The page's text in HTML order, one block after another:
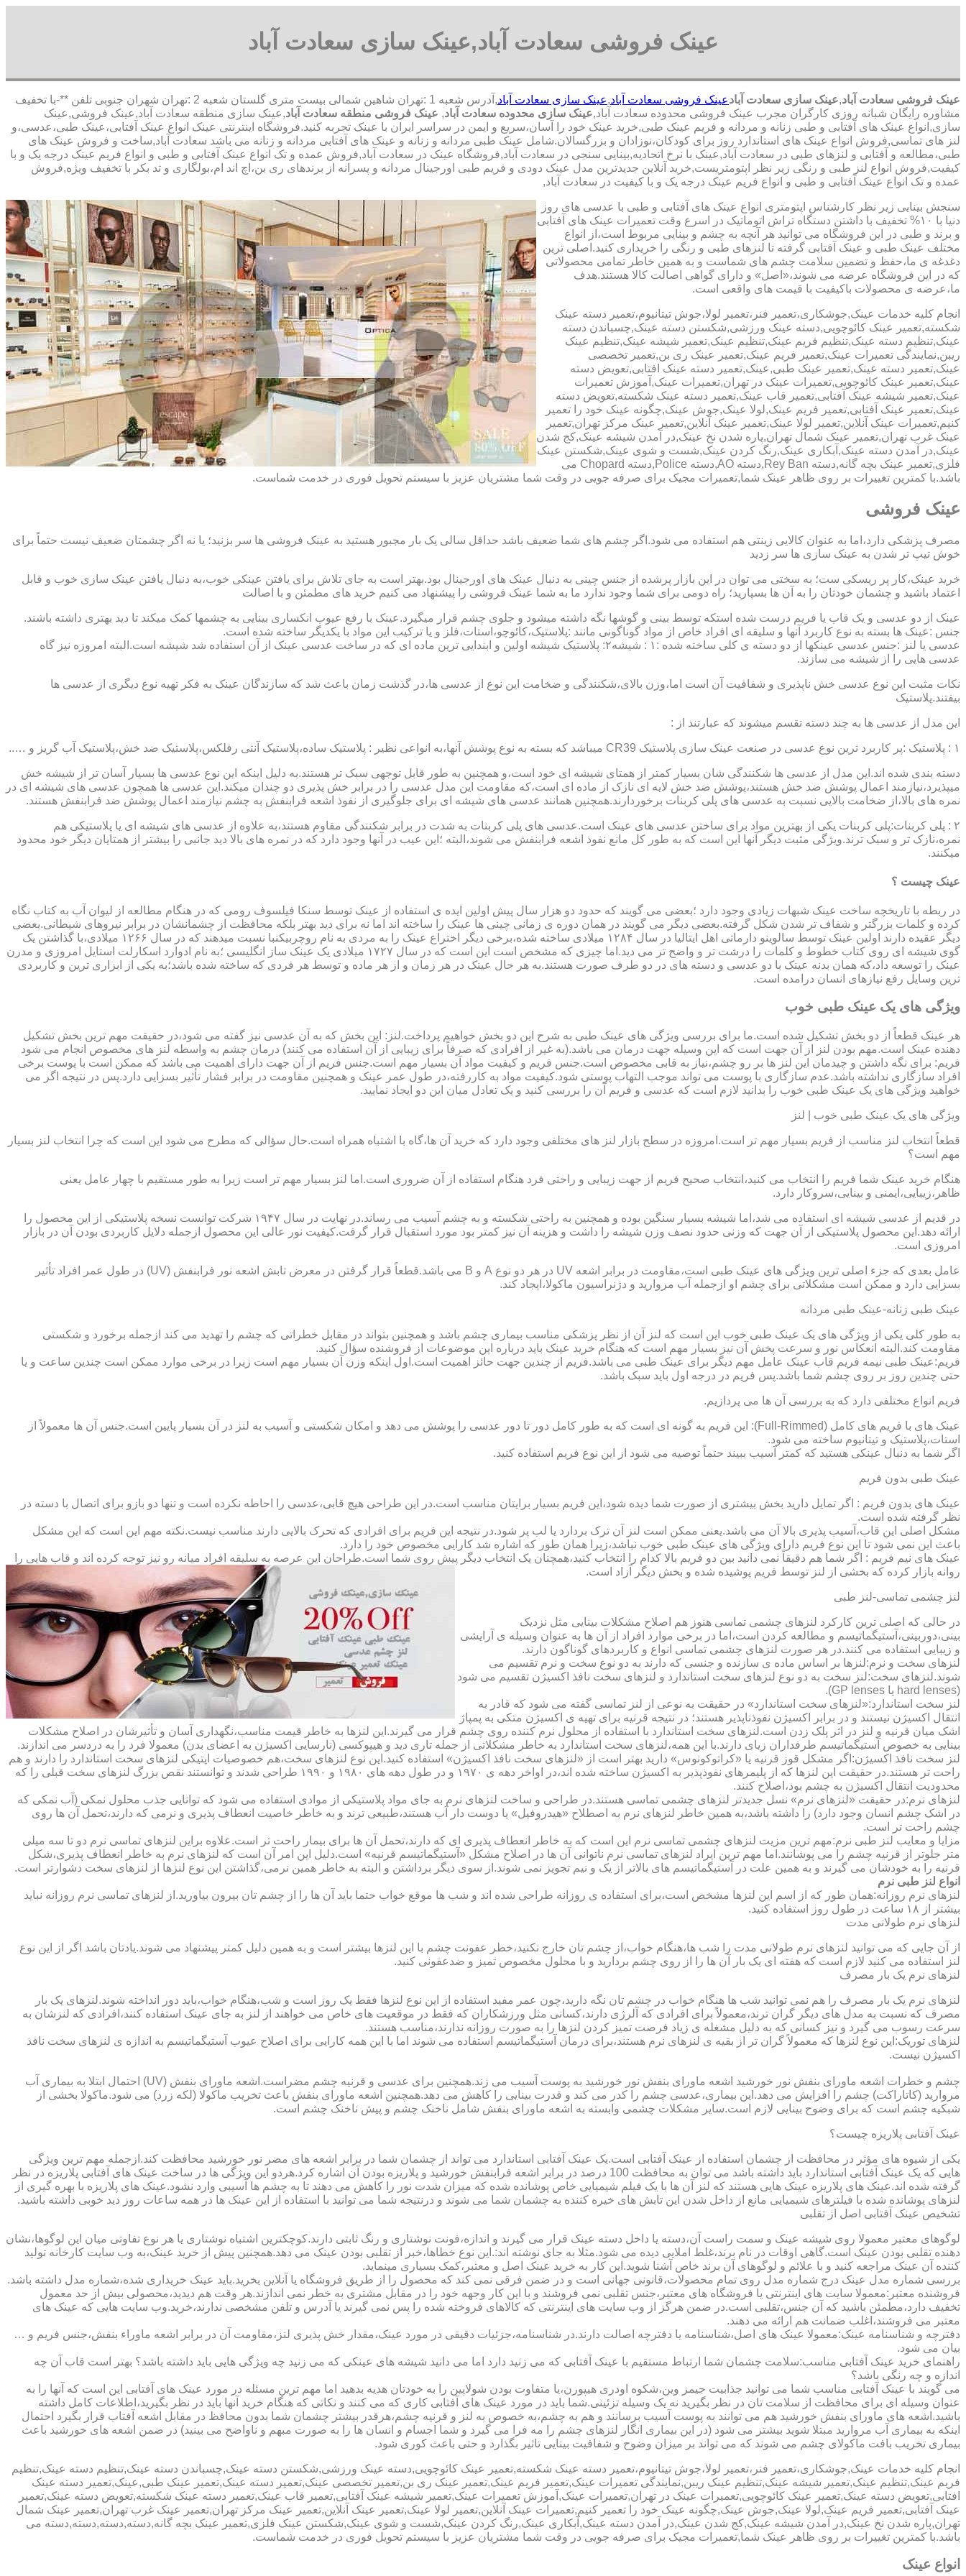
عینک فروشی سعادت آباد,عینک سازی سعادت آباد
عینک فروشی سعادت آباد,عینک سازی سعادت آبادعینک فروشی سعادت آباد,عینک سازی سعادت آباد
,آدرس شعبه 1 :تهران شاهین شمالی بیست متری گلستان شعبه 2 :تهران شهران جنوبی تلفن **-با تخفیف
مشاوره رایگان شبانه روزی کارگران مجرب عینک فروشی محدوده سعادت آباد,عینک سازی محدوده سعادت آباد, عینک فروشی منطقه سعادت آباد,عینک سازی منطقه سعادت آباد,عینک فروشی,عینک
سازی,انواع عینک های آفتابی و طبی زنانه و مردانه و فریم عینک طبی,خرید عینک خود را آسان،سریع و ایمن در سراسر ایران با عینک تجربه کنید.فروشگاه اینترنتی عینک انواع عینک آفتابی،عینک طبی،عدسی،و
لنز های تماسی,فروش انواع عینک های استاندارد روز برای کودکان،نوزادان و بزرگسالان.شامل عینک طبی مردانه و زنانه و عینک های آفتابی مردانه و زنانه می باشد سعادت آباد,ساخت و فروش عینک های
طبی،مطالعه و آفتابی و لنزهای طبی در سعادت آباد,عینک با نرخ اتحادیه,بینایی سنجی در سعادت آباد,فروشگاه عینک در سعادت آباد,فروش عمده و تک انواع عینک آفتابی و طبی و انواع فریم عینک درجه یک و با
کیفیت,فروش انواع لنز طبی و رنگی زیر نظر اپتومتریست,خرید آنلاین جدیدترین مدل عینک دودی و فریم طبی اورجینال مردانه و پسرانه از برندهای ری بن،اچ اند ام،بولگاری و تد بکر با تخفیف ویژه,فروش
عمده و تک انواع عینک آفتابی و طبی و انواع فریم عینک درجه یک و با کیفیت در سعادت آباد,
سنجش بینایی زیر نظر کارشناس اپتومتری انواع عینک های آفتابی و طبی با عدسی های روز
دنیا با ۱۰% تخفیف با داشتن دستگاه تراش اتوماتیک در اسرع وقت تعمیرات عینک های آفتابی
و برند و طبی در این فروشگاه می توانید هر آنچه به چشم و بینایی مربوط است،از انواع
مختلف عینک طبی و عینک آفتابی گرفته تا لنزهای طبی و رنگی را خریداری کنید.اصلی ترین
دغدغه ی ما،حفظ و تضمین سلامت چشم های شماست و به همین خاطر تمامی محصولاتی
که در این فروشگاه عرضه می شوند،«اصل» و دارای گواهی اصالت کالا هستند.هدف
ما،عرضه ی محصولات باکیفیت با قیمت های واقعی است.
انجام کلیه خدمات عینک,جوشکاری،تعمیر فنر،تعمیر لولا،جوش تیتانیوم،تعمیر دسته عینک
شکسته,تعمیر عینک کائوچویی,دسته عینک ورزشی,شکستن دسته عینک,چسباندن دسته
عینک,تنظیم دسته عینک,تنظیم فریم عینک,تنظیم عینک,تعمیر شیشه عینک,تنظیم عینک
ریبن,نمایندگی تعمیرات عینک,تعمیر فریم عینک,تعمیر عینک ری بن,تعمیر تخصصی
عینک,تعمیر دسته عینک,تعمیر عینک طبی,عینک,تعمیر دسته عینک افتابی,تعویض دسته
عینک,تعمیر عینک کائوچویی,تعمیرات عینک در تهران,تعمیرات عینک,آموزش تعمیرات
عینک,تعمیر شیشه عینک آفتابی,تعمیر قاب عینک,تعمیر دسته عینک شکسته,تعویض دسته
عینک,تعمیر عینک آفتابی,تعمیر فریم عینک,لولا عینک,جوش عینک,چگونه عینک خود را تعمیر
کنیم,تعمیرات عینک آنلاین,تعمیر لولا عینک,تعمیر عینک آنلاین,تعمیر عینک مرکز تهران,تعمیر
عینک غرب تهران,تعمیر عینک شمال تهران,پاره شدن نخ عینک,در آمدن شیشه عینک,کج شدن
عینک,در آمدن دسته عینک,آبکاری عینک,رنگ کردن عینک,شست و شوی عینک,شکستن عینک
فلزی,تعمیر عینک بچه گانه,دسته Rey Ban,دسته AO,دسته Police,دسته Chopard می
باشد.با کمترین تغییرات بر روی ظاهر عینک شما,تعمیرات مجیک برای صرفه جویی در وقت شما مشتریان عزیز با سیستم تحویل فوری در خدمت شماست.
عینک فروشی
مصرف پزشکی دارد،اما به عنوان کالایی زینتی هم استفاده می شود.اگر چشم های شما ضعیف باشد حداقل سالی یک بار مجبور هستید به عینک فروشی ها سر بزنید؛ یا نه اگر چشمتان ضعیف نیست حتماً برای
خوش تیپ تر شدن به عینک سازی ها سر زدید
خرید عینک،کار پر ریسکی ست؛ به سختی می توان در این بازار پرشده از جنس چینی به دنبال عینک های اورجینال بود.بهتر است به جای تلاش برای یافتن عینکی خوب،به دنبال یافتن عینک سازی خوب و قابل
اعتماد باشید و چشمان خودتان را به آن ها بسپارید؛ راه دومی برای شما وجود ندارد ما به شما عینک فروشی را پیشنهاد می کنیم خرید های مطمئن و با اصالت
عینک از دو عدسی و یک قاب یا فریم درست شده استکه توسط بینی و گوشها نگه داشته میشود و جلوی چشم قرار میگیرد.عینک با رفع عیوب انکساری بینایی به چشمها کمک میکند تا دید بهتری داشته باشند.
جنس :عینک ها بسته به نوع کاربرد آنها و سلیقه ای افراد خاص از مواد گوناگونی مانند :پلاستیک،کائوچو،استات،فلز و یا ترکیب این مواد با یکدیگر ساخته شده است.
عدسی یا لنز :جنس عدسی عینکها از دو دسته ی کلی ساخته شده :۱ : شیشه۲: پلاستیک شیشه اولین و ابندایی ترین ماده ای که در ساخت عدسی عینک از آن استفاده شد شیشه است.البته امروزه نیز گاه
عدسی هایی را از شیشه می سازند.
نکات مثبت این نوع عدسی خش ناپذیری و شفافیت آن است اما،وزن بالای،شکنندگی و ضخامت این نوع از عدسی ها،در گذشت زمان باعث شد که سازندگان عینک به فکر تهیه نوع دیگری از عدسی ها
بیفتند.پلاستیک
این مدل از عدسی ها به چند دسته تقسم میشوند که عبارتند از :
۱ : پلاستیک :پر کاربرد ترین نوع عدسی در صنعت عینک سازی پلاستیک CR39 میباشد که بسته به نوع پوشش آنها،به انواعی نظیر : پلاستیک ساده،پلاستیک آنتی رفلکس،پلاستیک ضد خش،پلاستیک آب گریز و …..
دسته بندی شده اند.این مدل از عدسی ها شکنندگی شان بسیار کمتر از همتای شیشه ای خود است،و همچنین به طور قابل توجهی سبک تر هستند.به دلیل اینکه این نوع عدسی ها بسیار آسان تر از شیشه خش
میپذیرد،نیازمند اعمال پوشش ضد خش هستند،پوشش ضد خش لایه ای نازک از ماده ای است،که مقاومت این مدل عدسی را در برابر خش پذیری دو چندان میکند.این عدسی ها همچون عدسی های شیشه ای در
نمره های بالا،از ضخامت بالایی نسبت به عدسی های پلی کربنات برخوردارند.همچنین همانند عدسی های شیشه ای برای جلوگیری از نفوذ اشعه فرابنفش به چشم نیازمند اعمال پوشش ضد فرابنفش هستند.
۲ : پلی کربنات:پلی کربنات یکی از بهترین مواد برای ساختن عدسی های عینک است.عدسی های پلی کربنات به شدت در برابر شکنندگی مقاوم هستند،به علاوه از عدسی های شیشه ای یا پلاستیکی هم
نمره،نازک تر و سبک ترند.ویژگی مثبت دیگر آنها این است که به طور کل مانع نفوذ اشعه فرابنفش می شوند،البته ؛این عیب در آنها وجود دارد که در نمره های بالا دید جانبی را بیشتر از همتایان دیگر خود محدود
میکنند.
عینک چیست ؟
در ربطه با تاریخچه ساخت عینک شبهات زیادی وجود دارد ؛بعضی می گویند که حدود دو هزار سال پیش اولین ایده ی استفاده از عینک توسط سنکا فیلسوف رومی که در هنگام مطالعه از لیوان آب به کتاب نگاه
کرده و کلمات بزرگتر و شفاف تر شدن شکل گرفته.بعضی دیگر می گویند در همان دوره ی زمانی چینی ها عینک را ساخته اند اما نه برای دید بهتر بلکه محافظت از چشمانشان در برابر نیروهای شیطانی.بعضی
دیگر عقیده دارند اولین عینک توسط سالوینو دارماتی اهل ایتالیا در سال ۱۲۸۴ میلادی ساخته شده،برخی دیگر اختراع عینک را به مردی به نام روچربیکنبا نسبت میدهند که در سال ۱۲۶۶ میلادی،با گذاشتن یک
گوی شیشه ای روی کتاب خطوط و کلمات را درشت تر و واضح تر می دید.اما چیزی که مشخص است این است که در سال ۱۷۲۷ میلادی یک عینک ساز انگلیسی ؛به نام ادوارد اسکارلت استایل امروزی و مدرن
عینک را توسعه داد،که همان بدنه عینک با دو عدسی و دسته های در دو طرف صورت هستند.به هر حال عینک در هر زمان و از هر ماده و توسط هر فردی که ساخته شده باشد؛به یکی از ابزاری ترین و کاربردی
ترین وسایل رفع نیازهای انسان درامده است.
ویژگی های یک عینک طبی خوب
هر عینک قطعاً از دو بخش تشکیل شده است.ما برای بررسی ویژگی های عینک طبی به شرح این دو بخش خواهیم پرداخت.لنز: این بخش که به آن عدسی نیز گفته می شود،در حقیقت مهم ترین بخش تشکیل
دهنده عینک است.مهم بودن لنز از آن جهت است که این وسیله جهت درمان می باشد.(به غیر از افرادی که صرفاً برای زیبایی از آن استفاده می کنند) درمان چشم به واسطه لنز های مخصوص انجام می شود
فریم: برای نگه داشتن و چیدمان این لنز ها بر رو چشم،نیاز به قابی مخصوص است.جنس فریم و کیفیت مواد آن بسیار مهم است.جنس فریم از آن جهت دارای اهمیت می باشد که ممکن است با پوست برخی
افراد سازگاری نداشته باشد.عدم سازگاری با پوست می تواند موجب التهاب پوستی شود.کیفیت مواد به کاررفته،در طول عمر عینک و همچنین مقاومت در برابر فشار تأثیر بسزایی دارد.پس در نتیجه اگر می
خواهید ویژگی های یک عینک طبی خوب را بدانید لازم است که عدسی و فریم آن را بررسی کنید و یک تعادل میان این دو ایجاد نمایید.
ویژگی های یک عینک طبی خوب | لنز
قطعاً انتخاب لنز مناسب از فریم بسیار مهم تر است.امروزه در سطح بازار لنز های مختلفی وجود دارد که خرید آن ها،گاه با اشتباه همراه است.حال سؤالی که مطرح می شود این است که چرا انتخاب لنز بسیار
مهم است؟
هنگام خرید عینک شما فریم را انتخاب می کنید،انتخاب صحیح فریم از جهت زیبایی و راحتی فرد هنگام استفاده از آن ضروری است.اما لنز بسیار مهم تر است زیرا به طور مستقیم با چهار عامل یعنی
ظاهر،زیبایی،ایمنی و بینایی،سروکار دارد.
در قدیم از عدسی شیشه ای استفاده می شد،اما شیشه بسیار سنگین بوده و همچنین به راحتی شکسته و به چشم آسیب می رساند.در نهایت در سال ۱۹۴۷ شرکت توانست نسخه پلاستیکی از این محصول را
ارائه دهد.این محصول پلاستیکی از آن جهت که وزنی حدود نصف وزن شیشه را داشت و هزینه آن نیز کمتر بود مورد استقبال قرار گرفت.کیفیت نور عالی این محصول ازجمله دلایل کاربردی بودن آن در بازار
امروزی است.
عامل بعدی که جزء اصلی ترین ویژگی های عینک طبی است،مقاومت در برابر اشعه UV در هر دو نوع A و B می باشد.قطعاً قرار گرفتن در معرض تابش اشعه نور فرابنفش (UV) در طول عمر افراد تأثیر
بسزایی دارد و ممکن است مشکلاتی برای چشم او ازجمله آب مروارید و دژنراسیون ماکولا،ایجاد کند.
عینک طبی زنانه-عینک طبی مردانه
به طور کلی یکی از ویژگی های یک عینک طبی خوب این است که لنز آن از نظر پزشکی مناسب بیماری چشم باشد و همچنین بتواند در مقابل خطراتی که چشم را تهدید می کند ازجمله برخورد و شکستی
مقاومت کند.البته انعکاس نور و سرعت پخش آن نیز بسیار مهم است که هنگام خرید عینک باید درباره این موضوعات از فروشنده سؤال کنید.
فریم:عینک طبی نیمه فریم قاب عینک عامل مهم دیگر برای عینک طبی می باشد.فریم از چندین جهت حائز اهمیت است.اول اینکه وزن آن بسیار مهم است زیرا در برخی موارد ممکن است چندین ساعت و یا
حتی چندین روز بر روی چشم شما باشد.پس فریم در درجه اول باید سبک باشد.
فریم انواع مختلفی دارد که به بررسی آن ها می پردازیم.
عینک های با فریم های کامل (Full-Rimmed): این فریم به گونه ای است که به طور کامل دور تا دور عدسی را پوشش می دهد و امکان شکستی و آسیب به لنز در آن بسیار پایین است.جنس آن ها معمولاً از
استات،پلاستیک و تیتانیوم ساخته می شود.
اگر شما به دنبال عینکی هستید که کمتر آسیب ببیند حتماً توصیه می شود از این نوع فریم استفاده کنید.
عینک طبی بدون فریم
عینک های بدون فریم : اگر تمایل دارید بخش بیشتری از صورت شما دیده شود،این فریم بسیار برایتان مناسب است.در این طراحی هیچ قابی،عدسی را احاطه نکرده است و تنها دو بازو برای اتصال با دسته در
نظر گرفته شده است.
مشکل اصلی این قاب،آسیب پذیری بالا آن می باشد.یعنی ممکن است لنز آن ترک بردارد یا لب پر شود.در نتیجه این فریم برای افرادی که تحرک بالایی دارند مناسب نیست.نکته مهم این است که این مشکل
باعث این نمی شود تا این نوع فریم دارای ویژگی های عینک طبی خوب نباشد،زیرا همان طور که اشاره شد کارایی مخصوص خود را دارد.
عینک های نیم فریم : اگر شما هم دقیقاً نمی دانید بین دو فریم بالا کدام را انتخاب کنید،همچنان یک انتخاب دیگر پیش روی شما است.طراحان این عرصه به سلیقه افراد میانه رو نیز توجه کرده اند و قاب هایی را
روانه بازار کرده که بخشی از لنز توسط فریم پوشیده شده و بخش دیگر آزاد است.
لنز چشمی تماسی-لنز طبی
در حالی که اصلی ترین کارکرد لنزهای چشمی تماسی هنوز هم اصلاح مشکلات بینایی مثل نزدیک
بینی،دوربینی،آستیگماتیسم و مطالعه کردن است،اما در برخی موارد افراد از آن ها به عنوان وسیله ی آرایشی
و زیبایی استفاده می کنند.در هر صورت لنزهای چشمی تماسی انواع و کاربردهای گوناگون دارند.
لنزهای سخت و نرم:لنزها بر اساس ماده ی سازنده و جنسی که دارند به دو نوع سخت و نرم تقسیم می
شوند.لنزهای سخت:لنز سخت به دو نوع لنزهای سخت استاندارد و لنزهای سخت نافذ اکسیژن تقسیم می شود
(hard lenses یا GP lenses).
لنز سخت استاندارد:«لنزهای سخت استاندارد» در حقیقت به نوعی از لنز تماسی گفته می شود که قادر به
انتقال اکسیژن نیستند و در برابر اکسیژن نفوذناپذیر هستند؛ در نتیجه قرنیه برای تهیه ی اکسیژن متکی به پمپاژ
اشک میان قرنیه و لنز در اثر پلک زدن است.لنزهای سخت استاندارد با استفاده از محلول نرم کننده روی چشم قرار می گیرند.این لنزها به خاطر قیمت مناسب،نگهداری آسان و تأثیرشان در اصلاح مشکلات
بینایی به خصوص آستیگماتیسم طرفداران زیای دارند.با این همه،لنزهای سخت استاندارد به خاطر مشکلاتی از جمله تاری دید و هیپوکسی (نارسایی اکسیژن به اعضای بدن) معمولا فرد را به دردسر می اندازند.
لنز سخت نافذ اکسیژن:اگر مشکل قوز قرنیه یا «کراتوکونوس» دارید بهتر است از «لنزهای سخت نافذ اکسیژن» استفاده کنید.این نوع لنزهای سخت،هم خصوصیات اپتیکی لنزهای سخت استاندارد را دارند و هم
راحت تر هستند.در حقیقت این لنزها که از پلیمرهای نفوذپذیر به اکسیژن ساخته شده اند،در اواخر دهه ی ۱۹۷۰ و در طول دهه های ۱۹۸۰ و ۱۹۹۰ طراحی شدند و توانستند نقص بزرگ لنزهای سخت قبلی را که
محدودیت انتقال اکسیژن به چشم بود،اصلاح کنند.
لنزهای نرم:در حقیقت «لنزهای نرم» نسل جدیدتر لنزهای چشمی تماسی هستند.در طراحی و ساخت لنزهای نرم به جای مواد پلاستیکی از موادی استفاده می شود که توانایی جذب محلول نمکی (آب نمکی که
در اشک چشم انسان وجود دارد) را داشته باشد،به همین خاطر لنزهای نرم به اصطلاح «هیدروفیل» یا دوست دار آب هستند،طبیعی ترند و به خاطر خاصیت انعطاف پذیری و نرمی که دارند،تحمل آن ها روی
چشم راحت تر است.
مزایا و معایب لنز طبی نرم:مهم ترین مزیت لنزهای چشمی تماسی نرم این است که به خاطر انعطاف پذیری ای که دارند،تحمل آن ها برای بیمار راحت تر است.علاوه براین لنزهای تماسی نرم دو تا سه میلی
متر جلوتر از قرنیه چشم را می پوشانند.اما مهم ترین ایراد لنزهای تماسی نرم ناتوانی آن ها در اصلاح مشکل «آستیگماتیسم قرنیه» است.دلیل این امر آن است که لنزهای نرم به خاطر انعطاف پذیری،شکل
قرنیه را به خودشان می گیرند و به همین علت در آستیگماتیسم های بالاتر از یک و نیم تجویز نمی شوند.از سوی دیگر برداشتن و البته به خاطر همین نرمی،گذاشتن این نوع لنزها از لنزهای سخت دشوارتر است.
انواع لنز طبی نرم
لنزهای نرم روزانه:همان طور که از اسم این لنزها مشخص است،برای استفاده ی روزانه طراحی شده اند و شب ها موقع خواب حتما باید آن ها را از چشم تان بیرون بیاورید.از لنزهای تماسی نرم روزانه نباید
بیشتر از ۱۸ ساعت در طول روز استفاده کنید.
لنزهای نرم طولانی مدت
از آن جایی که می توانید لنزهای نرم طولانی مدت را شب ها،هنگام خواب،از چشم تان خارج نکنید،خطر عفونت چشم با این لنزها بیشتر است و به همین دلیل کمتر پیشنهاد می شوند.یادتان باشد اگر از این نوع
لنز استفاده می کنید لازم است که هفته ای یک بار آن ها را از روی چشم بردارید و با محلول مخصوص تمیز و ضدعفونی کنید.
لنزهای نرم یک بار مصرف
لنزهای نرم یک بار مصرف را هم نمی توانید شب ها هنگام خواب در چشم تان نگه دارید،چون عمر مفید استفاده از این نوع لنزها فقط یک روز است و شب،هنگام خواب،باید دور انداخته شوند.لنزهای یک بار
مصرف که نسبت به مدل های دیگر گران ترند،معمولاً برای افرادی که آلرژی دارند،کسانی مثل ورزشکاران که فقط در موقعیت های خاص می خواهند از لنز به جای عینک استفاده کنند،افرادی که لنزشان به
سرعت رسوب می گیرد و نیز کسانی که به دلیل مشغله ی زیاد فرصت تمیز کردن لنزها را به صورت روزانه ندارند،مناسب هستند.
لنزهای توریک:این نوع لنزها که معمولاً گران تر از بقیه ی لنزهای نرم هستند،برای درمان آستیگماتیسم استفاده می شوند اما با این همه کارایی برای اصلاح عیوب آستیگماتیسم به اندازه ی لنزهای سخت نافذ
اکسیژن نیست.
چشم و خطرات اشعه ماورای بنفش نور خورشید اشعه ماورای بنفش نور خورشید به پوست آسیب می زند.همچنین برای عدسی و قرنیه چشم مضراست.اشعه ماورای بنفش (UV) احتمال ابتلا به بیماری آب
مروارید (کاتاراکت) چشم را افزایش می دهد.این بیماری،عدسی چشم را کدر می کند و قدرت بینایی را کاهش می دهد.همچنین اشعه ماورای بنفش باعث تخریب ماکولا (لکه زرد) می شود.ماکولا بخشی از
شبکیه چشم است که برای وضوح بینایی لازم است.سایر مشکلات چشمی وابسته به اشعه ماورای بنفش شامل ناخنک چشم و پیش ناخنک چشم است.
عینک آفتابی پلاریزه چیست؟
یکی از شیوه های مؤثر در محافظت از چشمان استفاده از عینک آفتابی است.یک عینک آفتابی استاندارد می تواند از چشمان شما در برابر اشعه های مضر نور خورشید محافظت کند.ازجمله مهم ترین ویژگی
هایی که یک عینک آفتابی استاندارد باید داشته باشد می توان به محافظت 100 درصد در برابر اشعه فرابنفش خورشید و پلاریزه بودن آن اشاره کرد.هردو این ویژگی ها در ساخت عینک های آفتابی پلاریزه در نظر
گرفته شده اند.عینک های پلاریزه عینک هایی هستند که لنز آن ها با یک فیلم شیمیایی خاص پوشانده شده که میزان شدت نور را کاهش می دهند تا به چشم ها آسیبی وارد نشود.عینک های پلاریزه با بهره گیری از
لنزهای پوشانده شده با فیلترهای شیمیایی مانع از داخل شدن این تابش های خیره کننده به چشمان شما می شوند و درنتیجه شما می توانید با استفاده از این عینک ها در همه ساعات روز دید خوبی داشته باشید.
تشخیص عینک آفتابی اصل از تقلبی
لوگوهای معتبر معمولا روی شیشه عینک و سمت راست آن،دسته یا داخل دسته عینک قرار می گیرند و اندازه،فونت نوشتاری و رنگ ثابتی دارند.کوچکترین اشتباه نوشتاری یا هر نوع تفاوتی میان این لوگوها،نشان
دهنده تقلبی بودن عینک است.گاهی اوقات در نام برند،غلط املایی دیده می شود.مثلا به جای نوشته اند:.این نوع خطاها،خبر از تقلبی بودن عینک می دهد.همچنین پیش از خرید عینک،به وب سایت کارخانه تولید
کننده آن عینک مراجعه کنید و با علائم و لوگوهای آن برند خاص آشنا شوید.این کار به خرید عینک اصل و معتبر،کمک بسیاری مینماید.
بررسی شماره مدل عینک درج شماره مدل روی تمام محصولات،قانونی جهانی است و در ضمن فرقی نمی کند که محصول را از طریق فروشگاه یا آنلاین بخرید.باید عینک خریداری شده،شماره مدل داشته باشد.
فروشنده معتبر:معمولا سایت های اینترنتی یا فروشگاه های معتبر،جنس تقلبی نمی فروشند و با این کار وجهه خود را در مقابل مشتری به خطر نمی اندازند.هر وقت هم دیدید،محصولی بیش از حد معمول
تخفیف دارد،مطمئن باشید که آن جنس،تقلبی است.در ضمن هرگز از وب سایت های اینترنتی که کالاهای فروخته شده را پس نمی گیرند یا آدرس و تلفن مشخصی ندارند،خرید.وب سایت هایی که عینک های
معتبر می فروشند،اغلب ضمانت هم ارائه می دهند.
دفترچه و شناسنامه عینک:معمولا عینک های اصل،شناسنامه یا دفترچه اصالت دارند.در شناسنامه،جزئیات دقیقی در مورد عینک،مقدار خش پذیری لنز،مقاومت آن در برابر اشعه ماوراء بنفش،جنس فریم و …
بیان می شود.
راهنمای خرید عینک آفتابی مناسب:سلامت چشمان شما ارتباط مستقیم با عینک آفتابی که می زنید دارد اما می دانید شیشه های عینکی که می زنید چه ویژگی هایی باید داشته باشد؟ بهتر است قاب آن چه
اندازه و چه رنگی باشد؟
می گویند با عینک آفتابی مناسب شما می توانید جذابیت جیمز وین،شکوه اودری هیپورن،یا متفاوت بودن شولاپین را به خودتان هدیه بدهید اما مهم ترین مسئله در مورد عینک های آفتابی این است که آنها را به
عنوان وسیله ای برای محافظت از سلامت تان در نظر بگیرید نه یک وسیله تزئینی.شما باید در مورد عینک های آفتابی کاری که می کنند و نکاتی که هنگام خرید آنها باید در نظر بگیرید،اطلاعات کامل داشته
باشید.اشعه های ماورای بنفش خورشید هم می توانند به پوست آسیب برسانند و هم به چشم،به خصوص به لنز و قرنیه چشم،هرقدر بیشتر چشمان شما بدون محافظ در مقابل اشعه آفتاب قرار بگیرد احتمال
اینکه به بیماری آب مروارید مبتلا شوید بیشتر می شود (در این بیماری انگار لنزهای چشم را مه فرا می گیرد و شما اجسام و انسان ها را به صورت مبهم و ناواضح می بینید) در ضمن اشعه های خورشید باعث
بیماری تخریب بافت ماکولای چشم می شوند که می تواند بر میزان وضوح و شفافیت بینایی تاثیر بگذارد و حتی باعث کوری شود.
انجام کلیه خدمات عینک,جوشکاری،تعمیر فنر،تعمیر لولا،جوش تیتانیوم،تعمیر دسته عینک شکسته,تعمیر عینک کائوچویی,دسته عینک ورزشی,شکستن دسته عینک,چسباندن دسته عینک,تنظیم دسته عینک,تنظیم
فریم عینک,تنظیم عینک,تعمیر شیشه عینک,تنظیم عینک ریبن,نمایندگی تعمیرات عینک,تعمیر فریم عینک,تعمیر عینک ری بن,تعمیر تخصصی عینک,تعمیر دسته عینک,تعمیر عینک طبی,عینک,تعمیر دسته عینک
افتابی,تعویض دسته عینک,تعمیر عینک کائوچویی,تعمیرات عینک در تهران,تعمیرات عینک,آموزش تعمیرات عینک,تعمیر شیشه عینک آفتابی,تعمیر قاب عینک,تعمیر دسته عینک شکسته,تعویض دسته عینک,تعمیر
عینک آفتابی,تعمیر فریم عینک,لولا عینک,جوش عینک,چگونه عینک خود را تعمیر کنیم,تعمیرات عینک آنلاین,تعمیر لولا عینک,تعمیر عینک آنلاین,تعمیر عینک مرکز تهران,تعمیر عینک غرب تهران,تعمیر عینک شمال
تهران,پاره شدن نخ عینک,در آمدن شیشه عینک,کج شدن عینک,در آمدن دسته عینک,آبکاری عینک,رنگ کردن عینک,شست و شوی عینک,شکستن عینک فلزی,تعمیر عینک بچه گانه,دسته,دسته,دسته,دسته می
باشد.با کمترین تغییرات بر روی ظاهر عینک شما,تعمیرات مجیک برای صرفه جویی در وقت شما مشتریان عزیز با سیستم تحویل فوری در خدمت شماست.
انواع عینک